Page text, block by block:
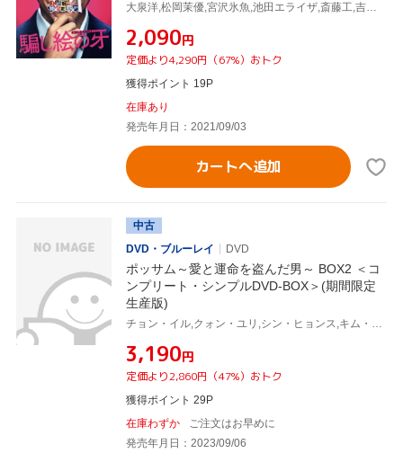
大泉洋,松岡茉優,宮沢氷魚,池田エライザ,斎藤工,吉田大八(監督、脚本),塩田武士(原作),LITE(音楽)
¥2,090円
定価より4,290円（67%）おトク
獲得ポイント 19P
在庫あり
発売年月日：2021/09/03
カートへ追加
中古
DVD・ブルーレイ
DVD
ポッサム～愛と運命を盗んだ男～ BOX2 ＜コ
ンプリート・シンプルDVD-BOX＞(期間限定
生産版)
チョン・イル,クォン・ユリ,シン・ヒョンス,キム・テウ
¥3,190円
定価より2,860円（47%）おトク
獲得ポイント 29P
在庫わずか
ご注文はお早めに
発売年月日：2023/09/06